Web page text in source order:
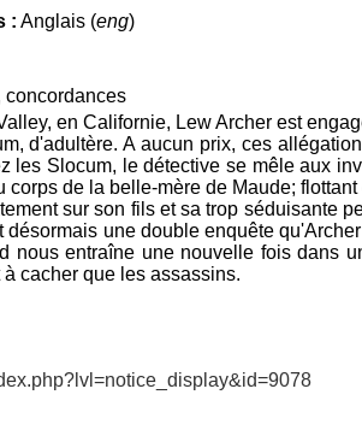
: Anglais (eng)
concordances
en Californie, Lew Archer est
d'adultère. A aucun prix, ces
les Slocum, le détective se mêle aux
corps de la belle-mère de Maude;
sur son fils et sa trop séduisante
une double enquête
nous entraîne une nouvelle fois dans
cacher que les assassins.